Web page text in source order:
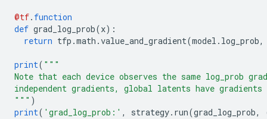
@tf. function
def grad_log_prob(x):
return tfp .math .value_and_gradient(model . log_prob,
print( """
Note that each device observes the same log_prob
independent gradients, global latents have gradients
""" )
print( 'grad_log_prob:' , strategy. run(grad_log_prob,